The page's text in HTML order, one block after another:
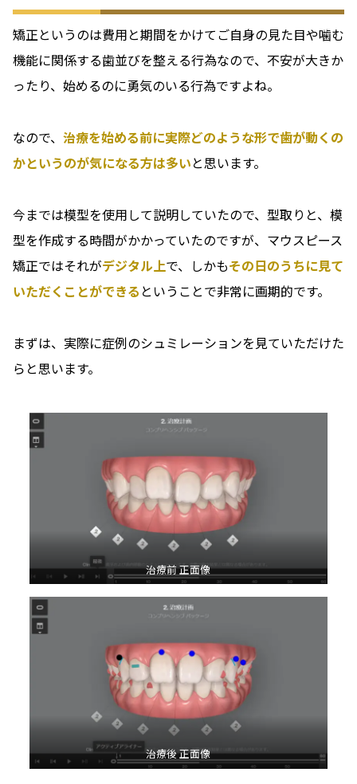
矯正というのは費用と期間をかけてご自身の見た目や噛む
機能に関係する歯並びを整える行為なので、不安が大きか
ったり、始めるのに勇気のいる行為ですよね。
なので、 治療を始める前に実際どのような形で歯が動くの
かというのが気になる方は多いと思います。
今までは模型を使用して説明していたので、型取りと、模
型を作成する時間がかかっていたのですが、マウスピース
矯正ではそれがデジタル上で、しかもその日のうちに見て
いただくことができる ということで非常に画期的です。
まずは、実際に症例のシュミレーションを見ていただけた
らと思います。
治療前 正面像
治療後 正面像